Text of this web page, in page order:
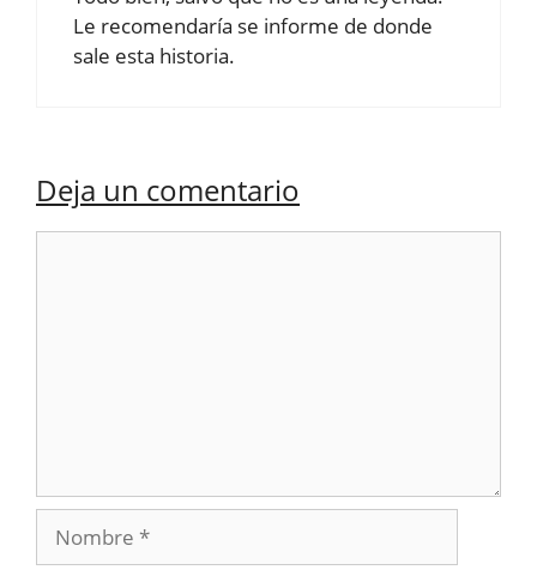
Le recomendaría se informe de donde
sale esta historia.
Deja un comentario
Nombre